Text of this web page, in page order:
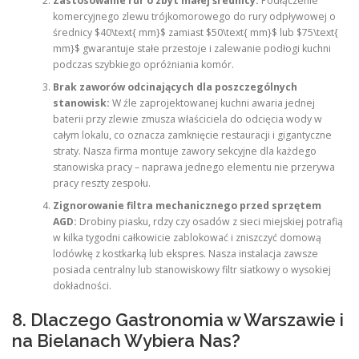
komercyjnego zlewu trójkomorowego do rury odpływowej o
średnicy $40\text{ mm}$ zamiast $50\text{ mm}$ lub $75\text{
mm}$ gwarantuje stałe przestoje i zalewanie podłogi kuchni
podczas szybkiego opróżniania komór.
Brak zaworów odcinających dla poszczególnych
stanowisk: W źle zaprojektowanej kuchni awaria jednej
baterii przy zlewie zmusza właściciela do odcięcia wody w
całym lokalu, co oznacza zamknięcie restauracji i gigantyczne
straty. Nasza firma montuje zawory sekcyjne dla każdego
stanowiska pracy – naprawa jednego elementu nie przerywa
pracy reszty zespołu.
Zignorowanie filtra mechanicznego przed sprzętem
AGD: Drobiny piasku, rdzy czy osadów z sieci miejskiej potrafią
w kilka tygodni całkowicie zablokować i zniszczyć domową
lodówkę z kostkarką lub ekspres. Nasza instalacja zawsze
posiada centralny lub stanowiskowy filtr siatkowy o wysokiej
dokładności.
8. Dlaczego Gastronomia w Warszawie i
na Bielanach Wybiera Nas?